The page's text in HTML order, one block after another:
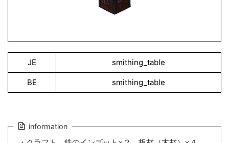
JE smithing_table
BE smithing_table
information